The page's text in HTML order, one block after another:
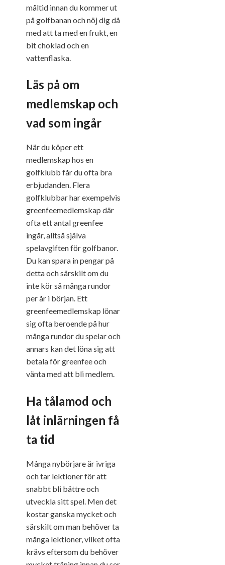
måltid innan du kommer ut
på golfbanan och nöj dig då
med att ta med en frukt, en
bit choklad och en
vattenflaska.
Läs på om
medlemskap och
vad som ingår
När du köper ett
medlemskap hos en
golfklubb får du ofta bra
erbjudanden. Flera
golfklubbar har exempelvis
greenfeemedlemskap där
ofta ett antal greenfee
ingår, alltså själva
spelavgiften för golfbanor.
Du kan spara in pengar på
detta och särskilt om du
inte kör så många rundor
per år i början. Ett
greenfeemedlemskap lönar
sig ofta beroende på hur
många rundor du spelar och
annars kan det löna sig att
betala för greenfee och
vänta med att bli medlem.
Ha tålamod och
låt inlärningen få
ta tid
Många nybörjare är ivriga
och tar lektioner för att
snabbt bli bättre och
utveckla sitt spel. Men det
kostar ganska mycket och
särskilt om man behöver ta
många lektioner, vilket ofta
krävs eftersom du behöver